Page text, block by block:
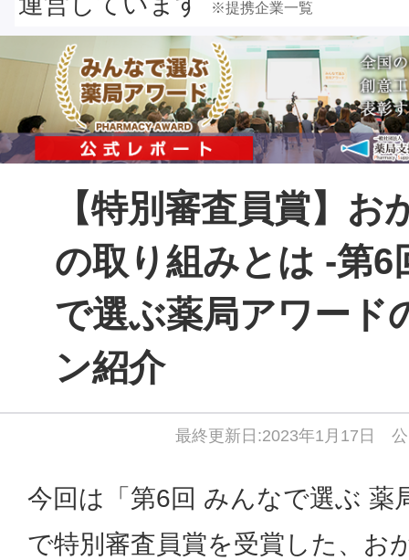
※提携企業一覧
【特別審査員賞】お
の取り組みとは -第6
で選ぶ薬局アワード
ン紹介
最終更新日:2023年1月17日
今回は「第6回 みんなで選ぶ 薬
で特別審査員賞を受賞した、お